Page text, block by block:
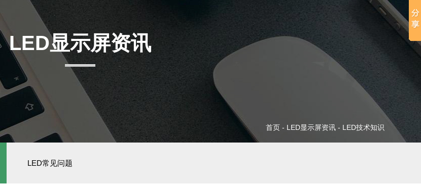
LED显示屏资讯
首页 - LED显示屏资讯 - LED技术知识
LED常见问题